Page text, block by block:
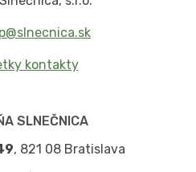
kontakty
SLNEČNICA
, 821 08 Bratislava